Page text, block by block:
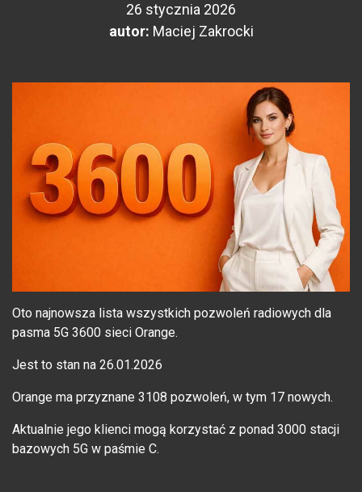
26 stycznia 2026
autor: Maciej Zakrocki
Oto najnowsza lista wszystkich pozwoleń radiowych dla
pasma 5G 3600 sieci Orange.
Jest to stan na 26.01.2026
Orange ma przyznane 3108 pozwoleń, w tym 17 nowych.
Aktualnie jego klienci mogą korzystać z ponad 3000 stacji
bazowych 5G w paśmie C.